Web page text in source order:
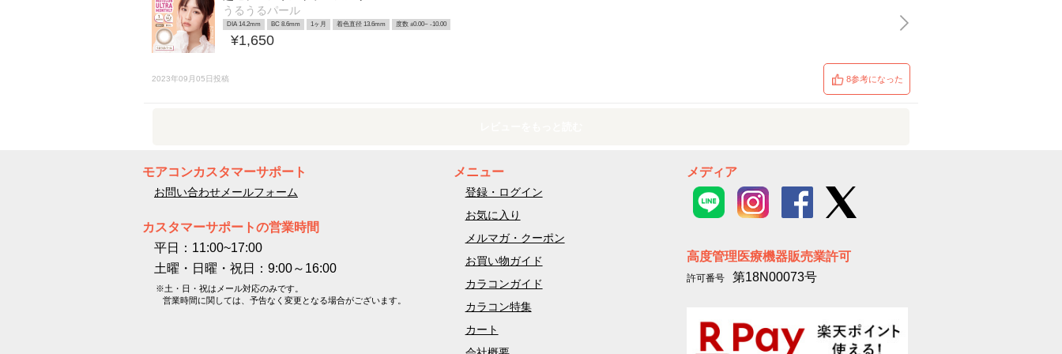
うるうるパール
DIA 14.2mm BC 8.6mm 1ヶ月 着色直径 13.6mm 度数 ±0.00~ -10.00
¥1,650
2023年09月05日投稿 8参考になった
モアコンカスタマーサポート
お問い合わせメールフォーム
カスタマーサポートの営業時間
平日：11:00~17:00
土曜・日曜・祝日：9:00～16:00
※土・日・祝はメール対応のみです。
営業時間に関しては、予告なく変更となる場合がございます。
メニュー
登録・ログイン
お気に入り
メルマガ・クーポン
お買い物ガイド
カラコンガイド
カラコン特集
カート
メディア
高度管理医療機器販売業許可
許可番号 第18N00073号